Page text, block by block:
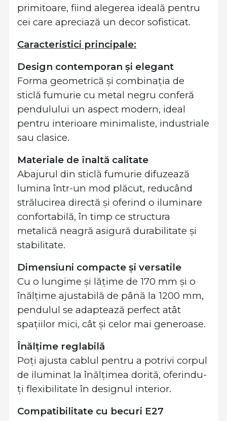
primitoare, fiind alegerea ideală pentru
cei care apreciază un decor sofisticat.
Caracteristici principale:
Design contemporan și elegant
Forma geometrică și combinația de
sticlă fumurie cu metal negru conferă
pendulului un aspect modern, ideal
pentru interioare minimaliste, industriale
sau clasice.
Materiale de înaltă calitate
Abajurul din sticlă fumurie difuzează
lumina într-un mod plăcut, reducând
strălucirea directă și oferind o iluminare
confortabilă, în timp ce structura
metalică neagră asigură durabilitate și
stabilitate.
Dimensiuni compacte și versatile
Cu o lungime și lățime de 170 mm și o
înălțime ajustabilă de până la 1200 mm,
pendulul se adaptează perfect atât
spațiilor mici, cât și celor mai generoase.
Înălțime reglabilă
Poți ajusta cablul pentru a potrivi corpul
de iluminat la înălțimea dorită, oferindu-
ți flexibilitate în designul interior.
Compatibilitate cu becuri E27